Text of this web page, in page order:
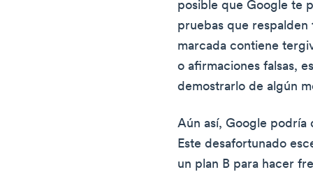
posible que Google te
pruebas que respalden
marcada contiene
o afirmaciones falsas,
demostrarlo de algún
Aún así, Google
Este desafortunado
un plan B para hacer